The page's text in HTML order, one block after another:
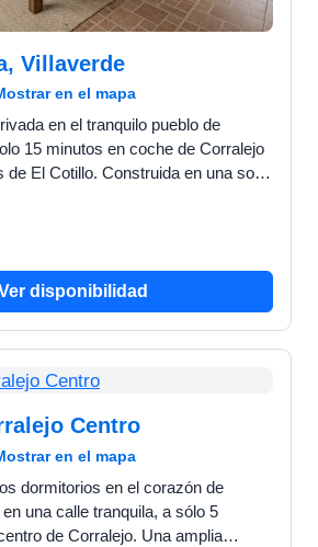
Villaverde
en el mapa
en el tranquilo pueblo de
15 minutos en coche de Corralejo
de El Cotillo. Construida en una sola
disponibilidad
Centro
en el mapa
dormitorios en el corazón de
una calle tranquila, a sólo 5
de Corralejo. Una amplia